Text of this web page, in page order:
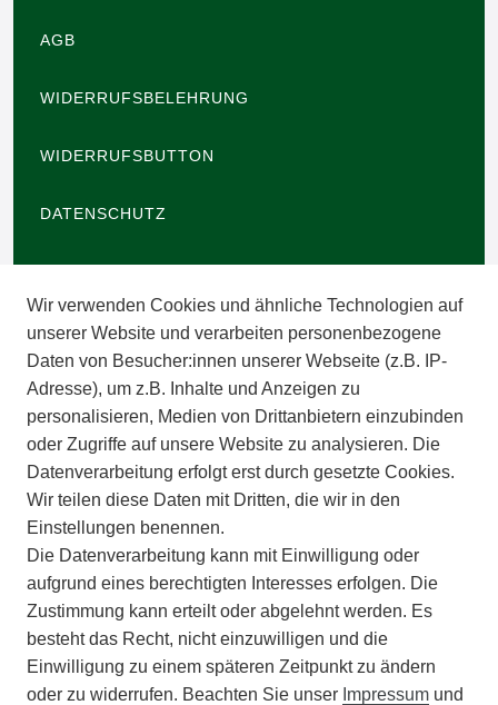
AGB
WIDERRUFSBELEHRUNG
WIDERRUFSBUTTON
DATENSCHUTZ
IMPRESSUM
INFORMATIONEN
ZAHLUNGSARTEN
VERSAND
BATTERIEENTSORGUNG
VERANSTALTUNGEN
APOTHEKERSCHRANK
Wir verwenden Cookies und ähnliche Technologien auf
unserer Website und verarbeiten personenbezogene
Daten von Besucher:innen unserer Webseite (z.B. IP-
Adresse), um z.B. Inhalte und Anzeigen zu
personalisieren, Medien von Drittanbietern einzubinden
oder Zugriffe auf unsere Website zu analysieren. Die
Datenverarbeitung erfolgt erst durch gesetzte Cookies.
Wir teilen diese Daten mit Dritten, die wir in den
Einstellungen benennen.
Die Datenverarbeitung kann mit Einwilligung oder
aufgrund eines berechtigten Interesses erfolgen. Die
Zustimmung kann erteilt oder abgelehnt werden. Es
besteht das Recht, nicht einzuwilligen und die
Einwilligung zu einem späteren Zeitpunkt zu ändern
oder zu widerrufen. Beachten Sie unser Impressum und